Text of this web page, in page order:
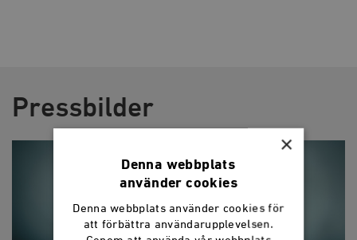
Pressbilder
×
Denna webbplats
använder cookies
Denna webbplats använder cookies för
att förbättra användarupplevelsen.